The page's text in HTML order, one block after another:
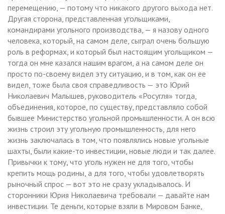
перемещению, — потому что никакого другого выхода нет.
Другая сторона, представленная угольщиками,
командирами угольного производства, — я назову одного
человека, который, на самом деле, сыграл очень большую
роль в реформах, и который был настоящим угольщиком —
тогда он мне казался нашим врагом, а на самом деле он
просто по-своему видел эту ситуацию, и в том, как он ее
видел, тоже была своя справедливость — это Юрий
Николаевич Малышев, руководитель «Росугля» тогда,
объединения, которое, по существу, представляло собой
бывшее Министерство угольной промышленности. А он всю
жизнь строил эту угольную промышленность, для него
жизнь заключалась в том, что появлялись новые угольные
шахты, были какие-то инвестиции, новые люди и так далее.
Привычки к тому, что уголь нужен не для того, чтобы
крепить мощь родины, а для того, чтобы удовлетворять
рыночный спрос — вот это не сразу укладывалось. И
сторонники Юрия Николаевича требовали — давайте нам
инвестиции. Те деньги, которые взяли в Мировом Банке,